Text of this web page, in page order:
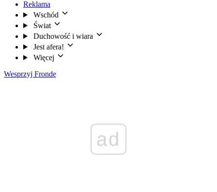
Reklama
Wschód
Świat
Duchowość i wiara
Jest afera!
Więcej
Wesprzyj Frondę
ad